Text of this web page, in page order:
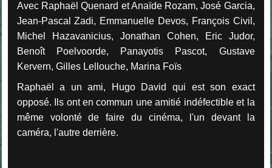
Avec Raphaël Quenard et Anaïde Rozam, José Garcia,
Jean-Pascal Zadi, Emmanuelle Devos, François Civil,
Michel Hazavanicius, Jonathan Cohen, Eric Judor,
Benoît Poelvoorde, Panayotis Pascot, Gustave
Kervern, Gilles Lellouche, Marina Foïs
Raphaël a un ami, Hugo David qui est son exact
opposé. Ils ont en commun une amitié indéfectible et la
même volonté de faire du cinéma, l'un devant la
caméra, l'autre derrière.